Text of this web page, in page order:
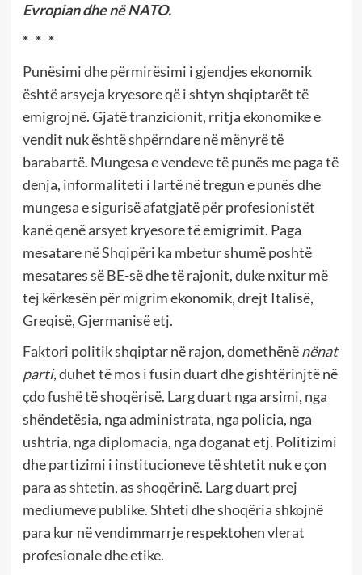
Evropian dhe në NATO.
* * *
Punësimi dhe përmirësimi i gjendjes ekonomik
është arsyeja kryesore që i shtyn shqiptarët të
emigrojnë. Gjatë tranzicionit, rritja ekonomike e
vendit nuk është shpërndare në mënyrë të
barabartë. Mungesa e vendeve të punës me paga të
denja, informaliteti i lartë në tregun e punës dhe
mungesa e sigurisë afatgjatë për profesionistët
kanë qenë arsyet kryesore të emigrimit. Paga
mesatare nëShqipëri ka mbetur shumë poshtë
mesatares së BE-së dhe të rajonit, duke nxitur më
tej kërkesën për migrim ekonomik, drejt Italisë,
Greqisë, Gjermanisë etj.
Faktori politik shqiptar në rajon, domethënënënat
parti, duhet të mos i fusin duart dhe gishtërinjtë në
çdo fushë të shoqërisë. Larg duart nga arsimi, nga
shëndetësia, nga administrata, nga policia, nga
ushtria, nga diplomacia, nga doganat etj. Politizimi
dhe partizimi i institucioneve të shtetit nuk e çon
para as shtetin, as shoqërinë. Larg duart prej
mediumeve publike. Shteti dhe shoqëria shkojnë
para kur në vendimmarrje respektohen vlerat
profesionale dhe etike.